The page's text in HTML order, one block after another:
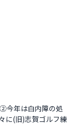
今年は白内障の処
に(旧)志賀ゴルフ練